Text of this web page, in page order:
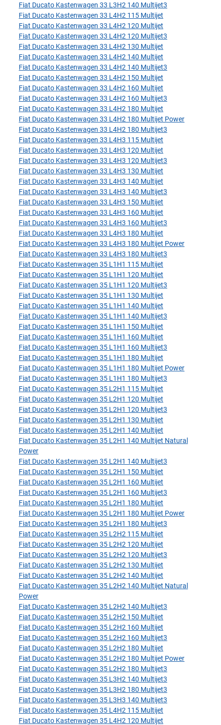
Fiat Ducato Kastenwagen 33 L3H2 140 Multijet3
Fiat Ducato Kastenwagen 33 L4H2 115 Multijet
Fiat Ducato Kastenwagen 33 L4H2 120 Multijet
Fiat Ducato Kastenwagen 33 L4H2 120 Multijet3
Fiat Ducato Kastenwagen 33 L4H2 130 Multijet
Fiat Ducato Kastenwagen 33 L4H2 140 Multijet
Fiat Ducato Kastenwagen 33 L4H2 140 Multijet3
Fiat Ducato Kastenwagen 33 L4H2 150 Multijet
Fiat Ducato Kastenwagen 33 L4H2 160 Multijet
Fiat Ducato Kastenwagen 33 L4H2 160 Multijet3
Fiat Ducato Kastenwagen 33 L4H2 180 Multijet
Fiat Ducato Kastenwagen 33 L4H2 180 Multijet Power
Fiat Ducato Kastenwagen 33 L4H2 180 Multijet3
Fiat Ducato Kastenwagen 33 L4H3 115 Multijet
Fiat Ducato Kastenwagen 33 L4H3 120 Multijet
Fiat Ducato Kastenwagen 33 L4H3 120 Multijet3
Fiat Ducato Kastenwagen 33 L4H3 130 Multijet
Fiat Ducato Kastenwagen 33 L4H3 140 Multijet
Fiat Ducato Kastenwagen 33 L4H3 140 Multijet3
Fiat Ducato Kastenwagen 33 L4H3 150 Multijet
Fiat Ducato Kastenwagen 33 L4H3 160 Multijet
Fiat Ducato Kastenwagen 33 L4H3 160 Multijet3
Fiat Ducato Kastenwagen 33 L4H3 180 Multijet
Fiat Ducato Kastenwagen 33 L4H3 180 Multijet Power
Fiat Ducato Kastenwagen 33 L4H3 180 Multijet3
Fiat Ducato Kastenwagen 35 L1H1 115 Multijet
Fiat Ducato Kastenwagen 35 L1H1 120 Multijet
Fiat Ducato Kastenwagen 35 L1H1 120 Multijet3
Fiat Ducato Kastenwagen 35 L1H1 130 Multijet
Fiat Ducato Kastenwagen 35 L1H1 140 Multijet
Fiat Ducato Kastenwagen 35 L1H1 140 Multijet3
Fiat Ducato Kastenwagen 35 L1H1 150 Multijet
Fiat Ducato Kastenwagen 35 L1H1 160 Multijet
Fiat Ducato Kastenwagen 35 L1H1 160 Multijet3
Fiat Ducato Kastenwagen 35 L1H1 180 Multijet
Fiat Ducato Kastenwagen 35 L1H1 180 Multijet Power
Fiat Ducato Kastenwagen 35 L1H1 180 Multijet3
Fiat Ducato Kastenwagen 35 L2H1 115 Multijet
Fiat Ducato Kastenwagen 35 L2H1 120 Multijet
Fiat Ducato Kastenwagen 35 L2H1 120 Multijet3
Fiat Ducato Kastenwagen 35 L2H1 130 Multijet
Fiat Ducato Kastenwagen 35 L2H1 140 Multijet
Fiat Ducato Kastenwagen 35 L2H1 140 Multijet Natural
Power
Fiat Ducato Kastenwagen 35 L2H1 140 Multijet3
Fiat Ducato Kastenwagen 35 L2H1 150 Multijet
Fiat Ducato Kastenwagen 35 L2H1 160 Multijet
Fiat Ducato Kastenwagen 35 L2H1 160 Multijet3
Fiat Ducato Kastenwagen 35 L2H1 180 Multijet
Fiat Ducato Kastenwagen 35 L2H1 180 Multijet Power
Fiat Ducato Kastenwagen 35 L2H1 180 Multijet3
Fiat Ducato Kastenwagen 35 L2H2 115 Multijet
Fiat Ducato Kastenwagen 35 L2H2 120 Multijet
Fiat Ducato Kastenwagen 35 L2H2 120 Multijet3
Fiat Ducato Kastenwagen 35 L2H2 130 Multijet
Fiat Ducato Kastenwagen 35 L2H2 140 Multijet
Fiat Ducato Kastenwagen 35 L2H2 140 Multijet Natural
Power
Fiat Ducato Kastenwagen 35 L2H2 140 Multijet3
Fiat Ducato Kastenwagen 35 L2H2 150 Multijet
Fiat Ducato Kastenwagen 35 L2H2 160 Multijet
Fiat Ducato Kastenwagen 35 L2H2 160 Multijet3
Fiat Ducato Kastenwagen 35 L2H2 180 Multijet
Fiat Ducato Kastenwagen 35 L2H2 180 Multijet Power
Fiat Ducato Kastenwagen 35 L2H2 180 Multijet3
Fiat Ducato Kastenwagen 35 L3H2 140 Multijet3
Fiat Ducato Kastenwagen 35 L3H2 180 Multijet3
Fiat Ducato Kastenwagen 35 L3H3 140 Multijet3
Fiat Ducato Kastenwagen 35 L4H2 115 Multijet
Fiat Ducato Kastenwagen 35 L4H2 120 Multijet